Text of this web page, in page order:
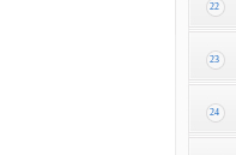
22
23
24